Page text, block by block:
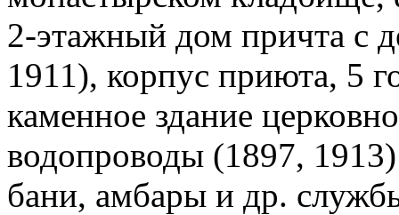
2-этажный дом причта с
1911), корпус приюта, 5
каменное здание
водопроводы (1897,
бани, амбары и др.